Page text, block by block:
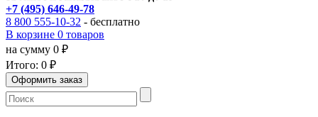
+7 (495) 646-49-78
8 800 555-10-32 - бесплатно
В корзине 0 товаров
на сумму 0 ₽
Итого: 0 ₽